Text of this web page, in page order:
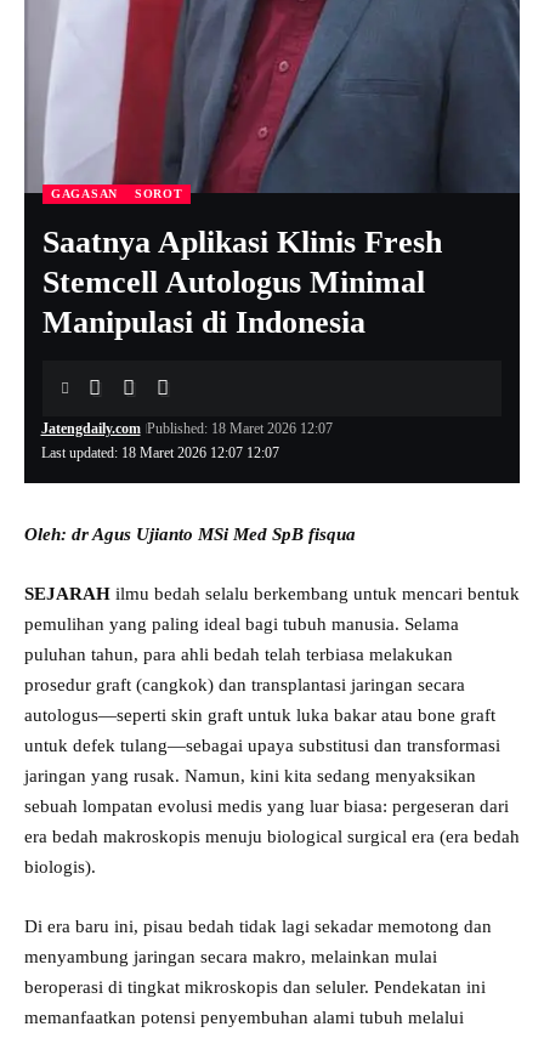
GAGASAN SOROT
Saatnya Aplikasi Klinis Fresh
Stemcell Autologus Minimal
Manipulasi di Indonesia
Last updated: 18 Maret 2026 12:07 12:07
Jatengdaily.com Published: 18 Maret 2026 12:07
Oleh: dr Agus Ujianto MSi Med SpB fisqua
​SEJARAH ilmu bedah selalu berkembang untuk mencari bentuk
pemulihan yang paling ideal bagi tubuh manusia. Selama
puluhan tahun, para ahli bedah telah terbiasa melakukan
prosedur graft (cangkok) dan transplantasi jaringan secara
autologus—seperti skin graft untuk luka bakar atau bone graft
untuk defek tulang—sebagai upaya substitusi dan transformasi
jaringan yang rusak. Namun, kini kita sedang menyaksikan
sebuah lompatan evolusi medis yang luar biasa: pergeseran dari
era bedah makroskopis menuju biological surgical era (era bedah
biologis).
​Di era baru ini, pisau bedah tidak lagi sekadar memotong dan
menyambung jaringan secara makro, melainkan mulai
beroperasi di tingkat mikroskopis dan seluler. Pendekatan ini
memanfaatkan potensi penyembuhan alami tubuh melalui